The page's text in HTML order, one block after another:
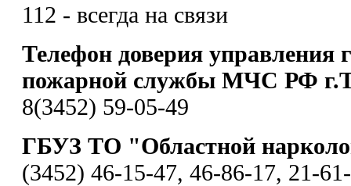
112 - всегда на связи
Телефон доверия управления
пожарной службы МЧС РФ
8(3452) 59-05-49
ГБУЗ ТО "Областной
(3452) 46-15-47, 46-86-17, 21-